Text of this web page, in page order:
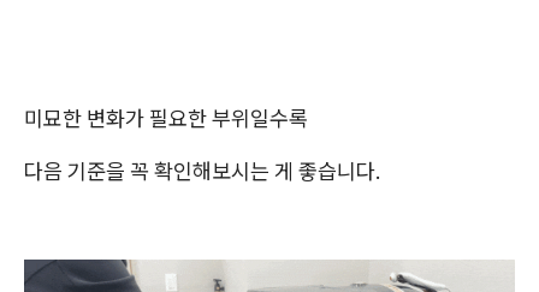
미묘한 변화가 필요한 부위일수록
다음 기준을 꼭 확인해보시는 게 좋습니다.